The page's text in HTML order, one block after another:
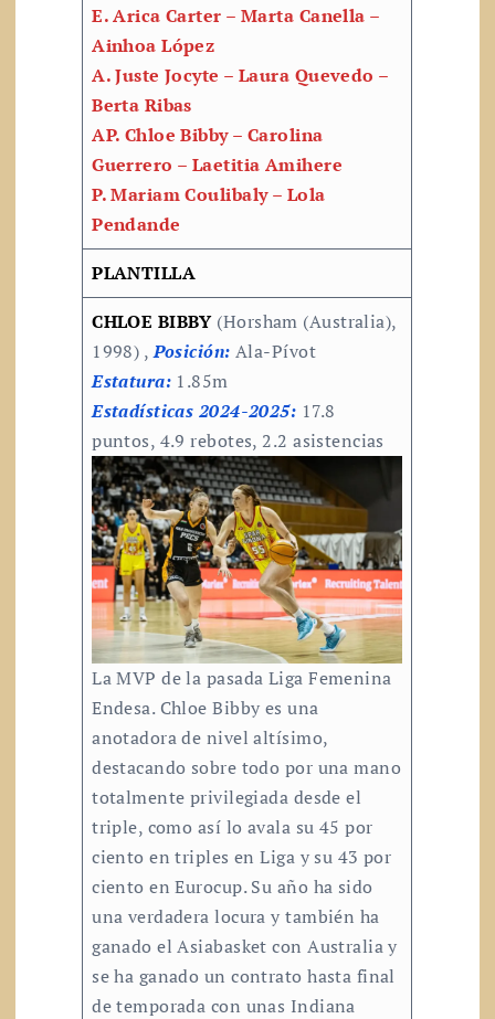
E. Arica Carter – Marta Canella –
Ainhoa López
A. Juste Jocyte – Laura Quevedo –
Berta Ribas
AP. Chloe Bibby – Carolina
Guerrero – Laetitia Amihere
P. Mariam Coulibaly – Lola
Pendande
PLANTILLA
CHLOE BIBBY(Horsham (Australia),
1998) ,Posición: Ala-Pívot
Estatura: 1.85m
Estadísticas 2024-2025: 17.8
puntos, 4.9 rebotes, 2.2 asistencias
La MVP de la pasada Liga Femenina
Endesa. Chloe Bibby es una
anotadora de nivel altísimo,
destacando sobre todo por una mano
totalmente privilegiada desde el
triple, como así lo avala su 45 por
ciento en triples en Liga y su 43 por
ciento en Eurocup. Su año ha sido
una verdadera locura y también ha
ganado el Asiabasket con Australia y
se ha ganado un contrato hasta final
de temporada con unas Indiana